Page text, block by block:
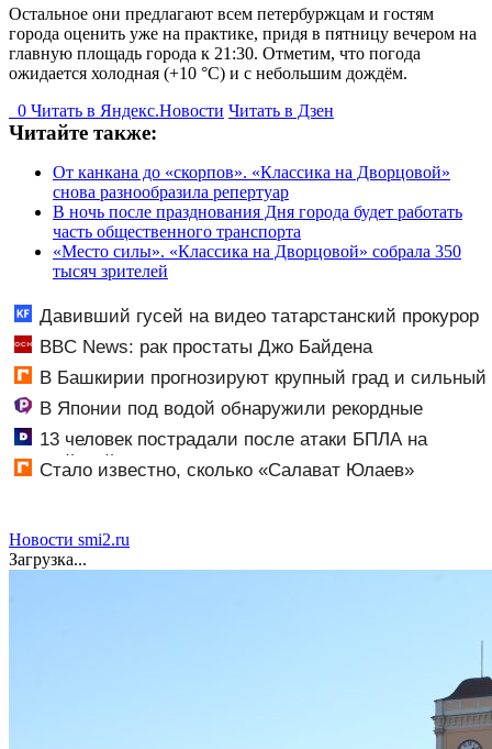
Остальное они предлагают всем петербуржцам и гостям
города оценить уже на практике, придя в пятницу вечером на
главную площадь города к 21:30. Отметим, что погода
ожидается холодная (+10 °С) и с небольшим дождём.
0 Читать в Яндекс.Новости Читать в Дзен
Читайте также:
От канкана до «скорпов». «Классика на Дворцовой»
снова разнообразила репертуар
В ночь после празднования Дня города будет работать
часть общественного транспорта
«Место силы». «Классика на Дворцовой» собрала 350
тысяч зрителей
Давивший гусей на видео татарстанский прокурор
ушел в отставку 09/08/2026 – Новости
BBC News: рак простаты Джо Байдена
распространился на его кости и органы
В Башкирии прогнозируют крупный град и сильный
ветерВ Японии под водой обнаружили рекордные
запасы «невидимого» золота
13 человек пострадали после атаки БПЛА на
российский город
Стало известно, сколько «Салават Юлаев»
Новости smi2.ru
Загрузка...